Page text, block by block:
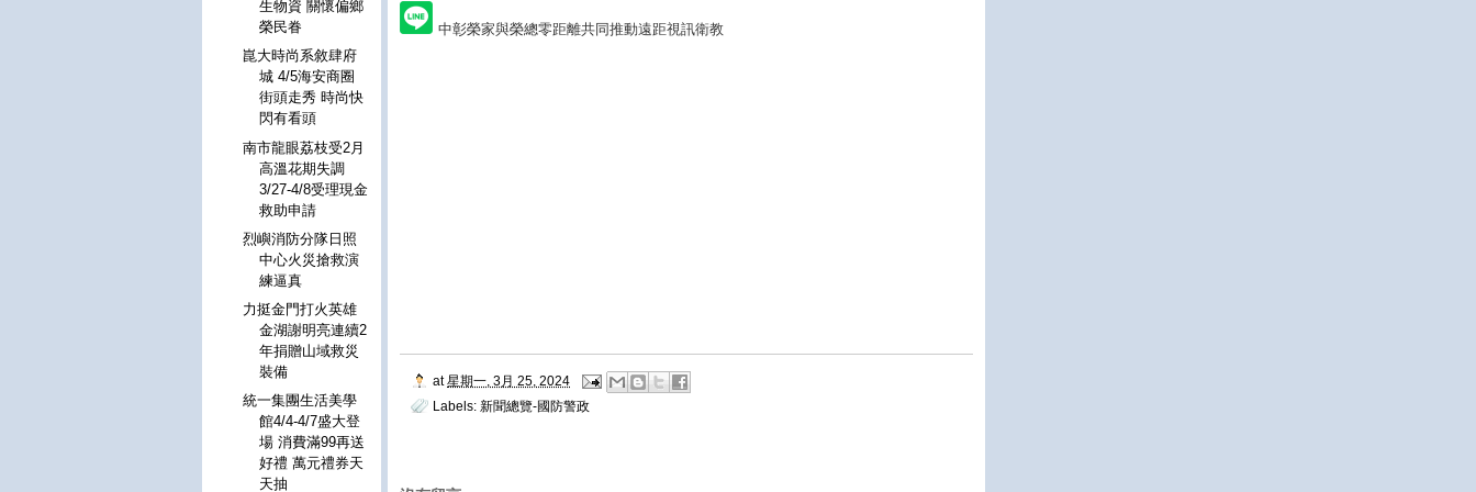
中彰榮家與榮總零距離共同推動遠距視訊衛教
at 星期一, 3月 25, 2024
Labels: 新聞總覽-國防警政
生物資 關懷偏鄉
榮民眷
崑大時尚系敘肆府
城 4/5海安商圈
街頭走秀 時尚快
閃有看頭
南市龍眼荔枝受2月
高溫花期失調
3/27-4/8受理現金
救助申請
烈嶼消防分隊日照
中心火災搶救演
練逼真
力挺金門打火英雄
金湖謝明亮連續2
年捐贈山域救災
裝備
統一集團生活美學
館4/4-4/7盛大登
場 消費滿99再送
好禮 萬元禮券天
天抽